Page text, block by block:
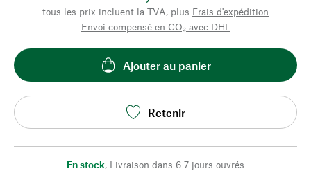
tous les prix incluent la TVA, plus Frais d'expédition
Envoi compensé en CO₂ avec DHL
Ajouter au panier
Retenir
En stock, Livraison dans 6-7 jours ouvrés